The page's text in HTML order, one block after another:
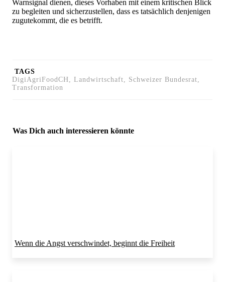
Warnsignal dienen, dieses Vorhaben mit einem kritischen Blick
zu begleiten und sicherzustellen, dass es tatsächlich denjenigen
zugutekommt, die es betrifft.
TAGS
DigiAgriFoodCH, Landwirtschaft, Schweizer Bundesrat,
Transformation
Was Dich auch interessieren könnte
Wenn die Angst verschwindet, beginnt die Freiheit